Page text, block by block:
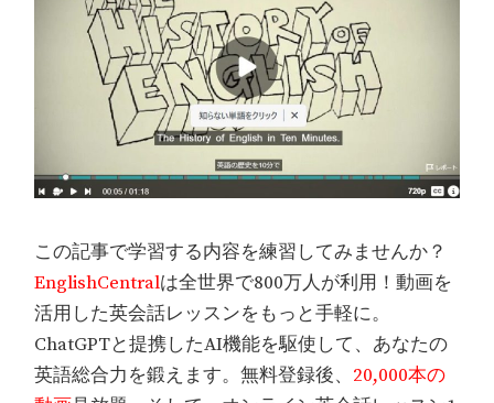
この記事で学習する内容を練習してみませんか？
EnglishCentralは全世界で800万人が利用！動画を
活用した英会話レッスンをもっと手軽に。
ChatGPTと提携したAI機能を駆使して、あなたの
英語総合力を鍛えます。無料登録後、 20,000本の